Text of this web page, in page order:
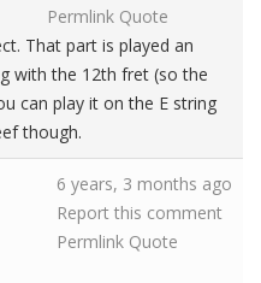
Permlink Quote
That part is played an
with the 12th fret (so the
can play it on the E string
though.
6 years, 3 months ago
Report this comment
Permlink Quote